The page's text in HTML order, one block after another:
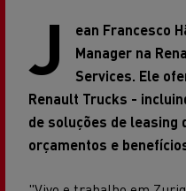
J
ean Francesco
Manager na
Services. Ele
Renault Trucks -
de soluções de leasing
orçamentos e